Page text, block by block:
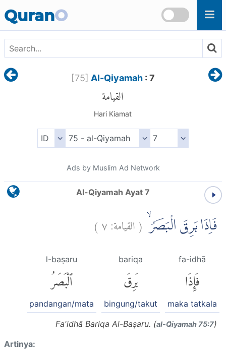
QuranO
[75] Al-Qiyamah: 7
القيامة
Hari Kiamat
Ads by Muslim Ad Network
Al-Qiyamah Ayat 7
فَاِذَا بَرِقَ الْبَصَرُۙ (القيامة:٧)
fa-idhā
فَإِذَا
maka tatkala
bariqa
بَرِقَ
bingung/takut
l-baṣaru
ٱلْبَصَرُ
pandangan/mata
Fa'idhā Bariqa Al-Başaru. (al-Q̈iyamah 75:7)
Artinya: